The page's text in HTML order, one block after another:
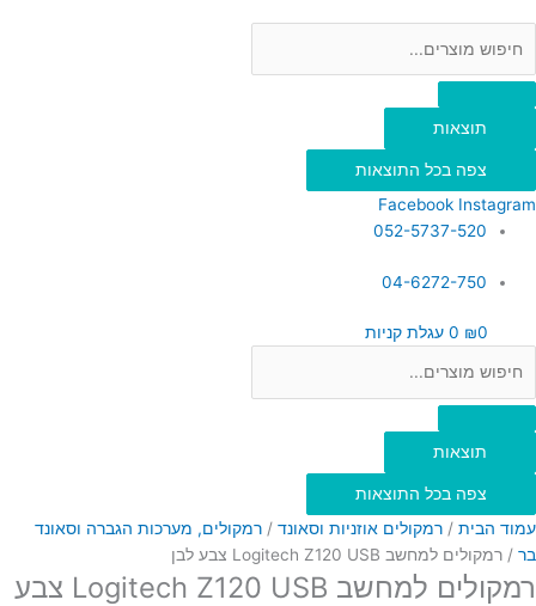
תוצאות
צפה בכל התוצאות
Facebook Instagram
052-5737-520
04-6272-750
₪0
0 עגלת קניות
תוצאות
צפה בכל התוצאות
עמוד הבית / רמקולים אוזניות וסאונד / רמקולים, מערכות הגברה וסאונד
בר / רמקולים למחשב Logitech Z120 USB צבע לבן
רמקולים למחשב Logitech Z120 USB צבע